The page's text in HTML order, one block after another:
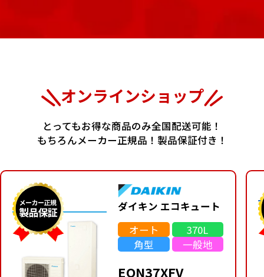
オンラインショップ
とってもお得な商品のみ全国配送可能！
もちろんメーカー正規品！製品保証付き！
ダイキン エコキュート
オート
370L
角型
一般地
EQN37XFV